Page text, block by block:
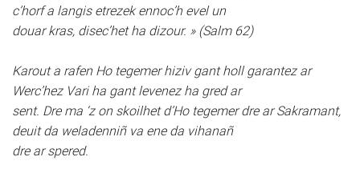
c’horf a langis etrezek ennoc’h evel un
douar kras, disec’het ha dizour. » (Salm 62)
Karout a rafen Ho tegemer hiziv gant holl garantez ar
Werc’hez Vari ha gant levenez ha gred ar
sent. Dre ma ‘z on skoilhet d’Ho tegemer dre ar Sakramant,
deuit da weladenniñ va ene da vihanañ
dre ar spered.